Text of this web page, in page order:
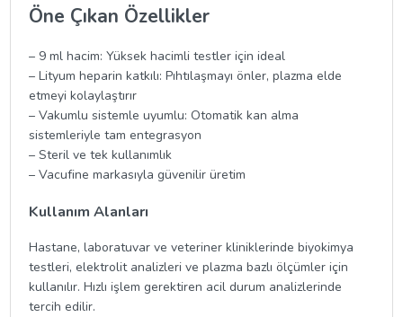
Öne Çıkan Özellikler
– 9 ml hacim: Yüksek hacimli testler için ideal
– Lityum heparin katkılı: Pıhtılaşmayı önler, plazma elde
etmeyi kolaylaştırır
– Vakumlu sistemle uyumlu: Otomatik kan alma
sistemleriyle tam entegrasyon
– Steril ve tek kullanımlık
– Vacufine markasıyla güvenilir üretim
Kullanım Alanları
Hastane, laboratuvar ve veteriner kliniklerinde biyokimya
testleri, elektrolit analizleri ve plazma bazlı ölçümler için
kullanılır. Hızlı işlem gerektiren acil durum analizlerinde
tercih edilir.